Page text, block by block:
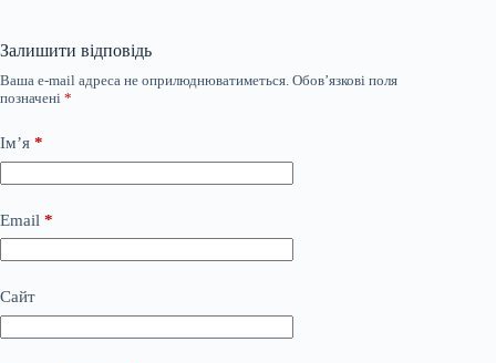
Залишити відповідь
Ваша e-mail адреса не оприлюднюватиметься. Обов’язкові поля
позначені *
Ім’я *
Email *
Сайт